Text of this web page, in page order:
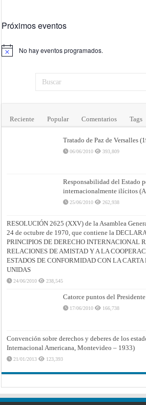
Próximos eventos
Aviso No hay eventos programados.
Reciente Popular Comentarios Tags
Tratado de Paz de Versalles
06/06/2010 393,809
Responsabilidad del Estado
internacionalmente ilícitos
25/06/2010 262,938
RESOLUCIÓN 2625 (XXV) de la Asamblea
24 de octubre de 1970, que contiene la
PRINCIPIOS DE DERECHO INTERNACIONAL
RELACIONES DE AMISTAD Y A LA
ESTADOS DE CONFORMIDAD CON LA
UNIDAS
24/06/2010 238,545
Catorce puntos del
17/06/2010 166,738
Convención sobre derechos y deberes de los
Internacional Americana, Montevideo – 1933)
21/01/2013 123,393